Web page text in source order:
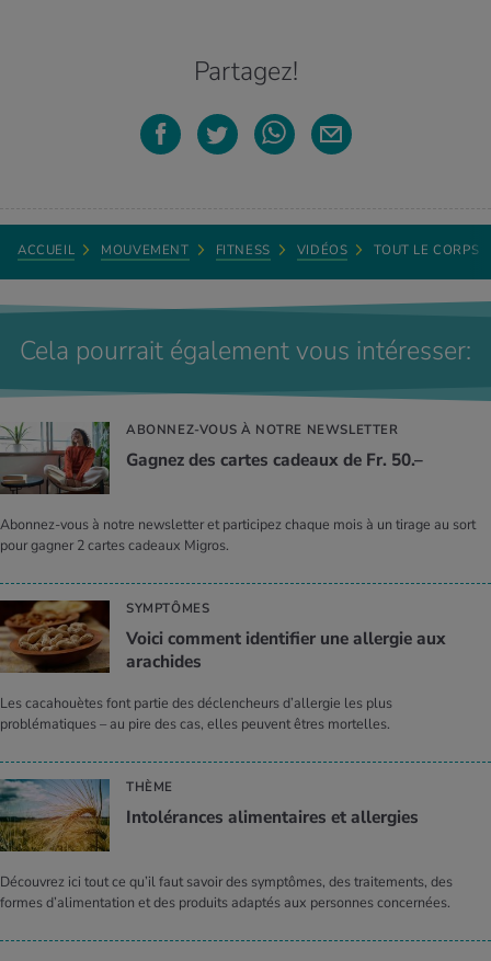
Partagez!
ACCUEIL MOUVEMENT FITNESS VIDÉOS TOUT LE CORPS
Cela pourrait également vous intéresser:
ABONNEZ-VOUS À NOTRE NEWSLETTER
Gagnez des cartes cadeaux de Fr. 50.–
Abonnez-vous à notre newsletter et participez chaque mois à un tirage au sort
pour gagner 2 cartes cadeaux Migros.
SYMPTÔMES
Voici comment identifier une allergie aux
arachides
Les cacahouètes font partie des déclencheurs d’allergie les plus
problématiques – au pire des cas, elles peuvent êtres mortelles.
THÈME
Intolérances alimentaires et allergies
Découvrez ici tout ce qu’il faut savoir des symptômes, des traitements, des
formes d’alimentation et des produits adaptés aux personnes concernées.